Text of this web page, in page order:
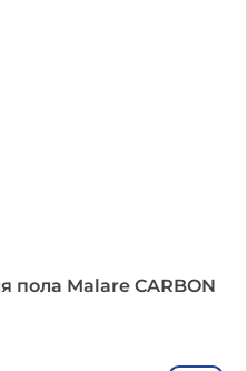
пола Malare CARBON